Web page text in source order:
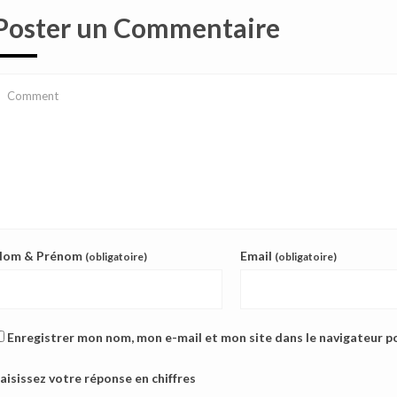
un Commentaire
& Prénom (obligatoire) Email (obligatoire)
Enregistrer mon nom, mon e-mail et mon site dans le navigateur
votre réponse en chiffres